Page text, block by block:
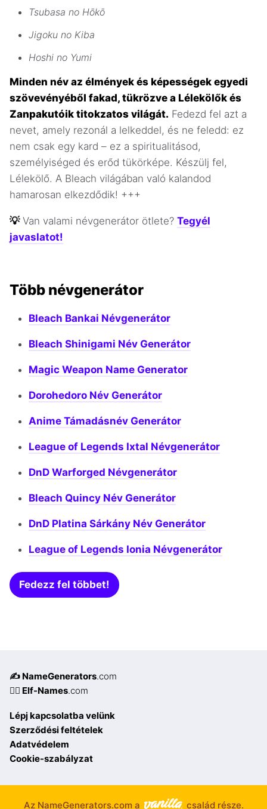
Tsubasa no Hōkō
Jigoku no Kiba
Hoshi no Yumi
Minden név az élmények és képességek egyedi
szövevényéből fakad, tükrözve a Lélekölők és
Zanpakutóik titokzatos világát. Fedezd fel azt a
nevet, amely rezonál a lelkeddel, és ne feledd: ez
nem csak egy kard – ez a spiritualitásod,
személyiséged és erőd tükörképe. Készülj fel,
Lélekölő. A Bleach világában való kalandod
hamarosan elkezdődik! +++
💡 Van valami névgenerátor ötlete? Tegyél
javaslatot!
Több névgenerátor
Bleach Bankai Névgenerátor
Bleach Shinigami Név Generátor
Magic Weapon Name Generator
Dorohedoro Név Generátor
Anime Támadásnév Generátor
League of Legends Ixtal Névgenerátor
DnD Warforged Névgenerátor
Bleach Quincy Név Generátor
DnD Platina Sárkány Név Generátor
League of Legends Ionia Névgenerátor
Fedezz fel többet!
✍️ NameGenerators.com
🧝‍♀️ Elf-Names.com
Lépj kapcsolatba velünk
Szerződési feltételek
Adatvédelem
Cookie-szabályzat
Az NameGenerators.com a család része.